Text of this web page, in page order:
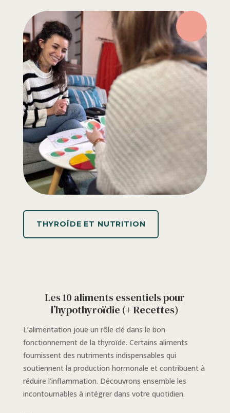
THYROÏDE ET NUTRITION
Les 10 aliments essentiels pour
l’hypothyroïdie (+ Recettes)
L’alimentation joue un rôle clé dans le bon
fonctionnement de la thyroïde. Certains aliments
fournissent des nutriments indispensables qui
soutiennent la production hormonale et contribuent à
réduire l’inflammation. Découvrons ensemble les
incontournables à intégrer dans votre quotidien.